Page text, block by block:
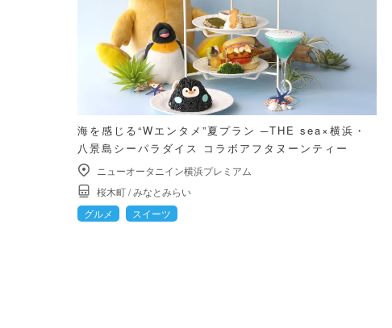
海を感じる“Wエンタメ”夏プラン ─THE sea×横浜・
八景島シーパラダイス コラボアフタヌーンティー
ニューオータニイン横浜プレミアム
桜木町/みなとみらい
グルメ
スイーツ